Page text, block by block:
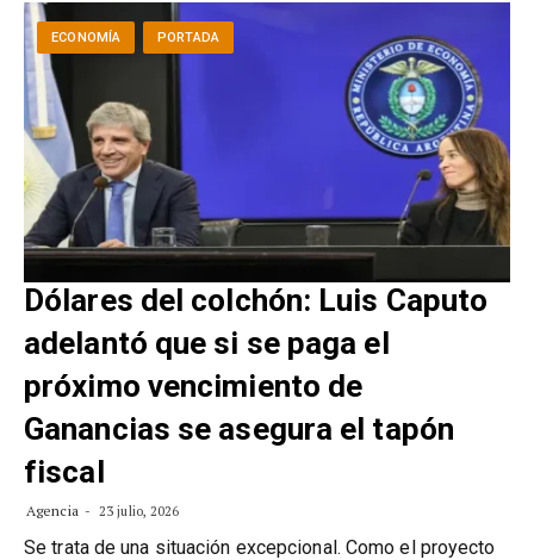
ECONOMÍA PORTADA
Dólares del colchón: Luis Caputo
adelantó que si se paga el
próximo vencimiento de
Ganancias se asegura el tapón
fiscal
Agencia 23 julio, 2026
Se trata de una situación excepcional. Como el proyecto